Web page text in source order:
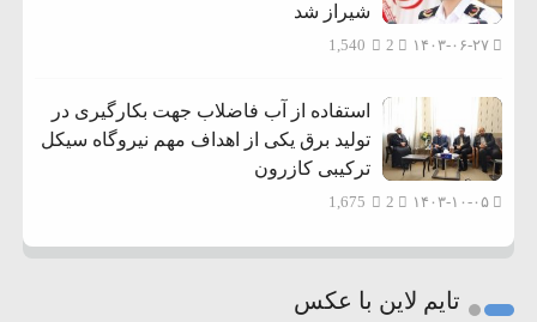
شیراز شد
۱۴۰۳-۰۶-۲۷ 1,540
استفاده از آب فاضلاب جهت بکارگیری در
تولید برق یکی از اهداف مهم نیروگاه سیکل
ترکیبی کازرون
۱۴۰۳-۱۰-۰۵ 1,675
تایم لاین با عکس